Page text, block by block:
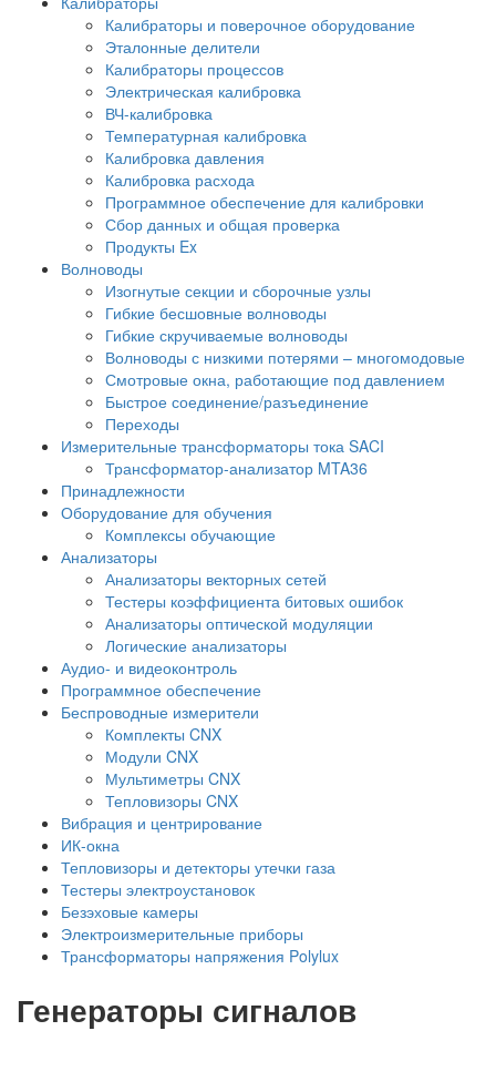
Калибраторы и поверочное оборудование
Эталонные делители
Калибраторы процессов
Электрическая калибровка
ВЧ-калибровка
Температурная калибровка
Калибровка давления
Калибровка расхода
Программное обеспечение для калибровки
Сбор данных и общая проверка
Продукты Ex
Волноводы
Изогнутые секции и сборочные узлы
Гибкие бесшовные волноводы
Гибкие скручиваемые волноводы
Волноводы с низкими потерями – многомодовые
Смотровые окна, работающие под давлением
Быстрое соединение/разъединение
Переходы
Измерительные трансформаторы тока SACI
Трансформатор-анализатор MTA36
Принадлежности
Оборудование для обучения
Комплексы обучающие
Анализаторы
Анализаторы векторных сетей
Тестеры коэффициента битовых ошибок
Анализаторы оптической модуляции
Логические анализаторы
Аудио- и видеоконтроль
Программное обеспечение
Беспроводные измерители
Комплекты CNX
Модули CNX
Мультиметры CNX
Тепловизоры CNX
Вибрация и центрирование
ИК-окна
Тепловизоры и детекторы утечки газа
Тестеры электроустановок
Безэховые камеры
Электроизмерительные приборы
Трансформаторы напряжения Polylux
Генераторы сигналов